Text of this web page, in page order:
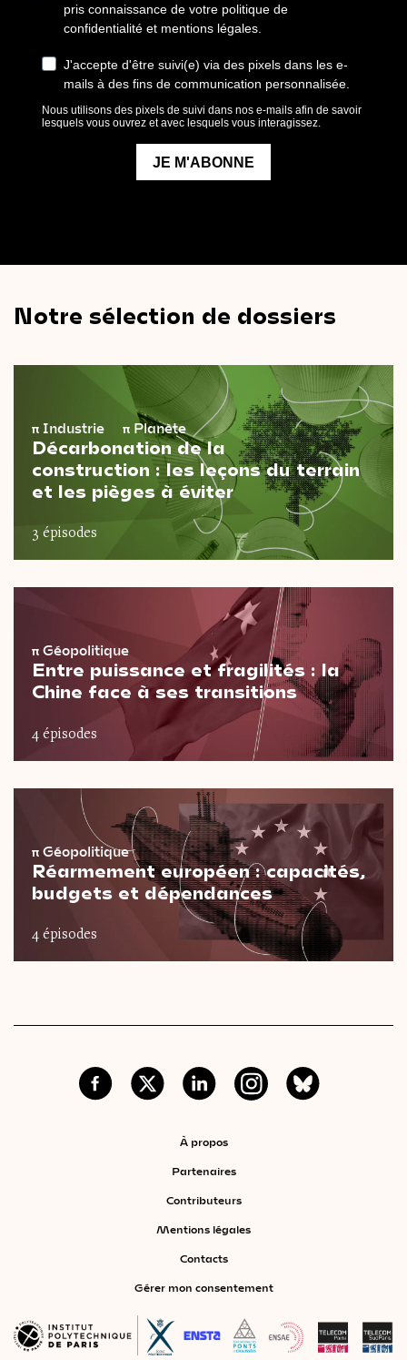
Notre sélection de dossiers
π Industrie π Planète
Décarbonation de la
construction : les leçons du terrain
et les pièges à éviter
3 épisodes
π Géopolitique
Entre puissance et fragilités : la
Chine face à ses transitions
4 épisodes
π Géopolitique
Réarmement européen : capacités,
budgets et dépendances
4 épisodes
À propos
Partenaires
Contributeurs
Mentions légales
Contacts
Gérer mon consentement